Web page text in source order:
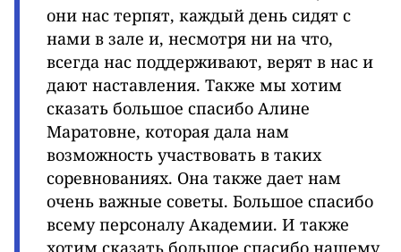
они нас терпят, каждый день сидят с
нами в зале и, несмотря ни на что,
всегда нас поддерживают, верят в нас и
дают наставления. Также мы хотим
сказать большое спасибо Алине
Маратовне, которая дала нам
возможность участвовать в таких
соревнованиях. Она также дает нам
очень важные советы. Большое спасибо
всему персоналу Академии. И также